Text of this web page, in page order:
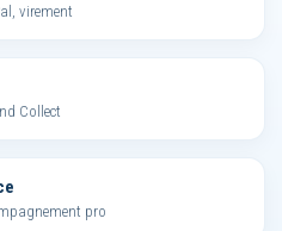
virement
Collect
pro